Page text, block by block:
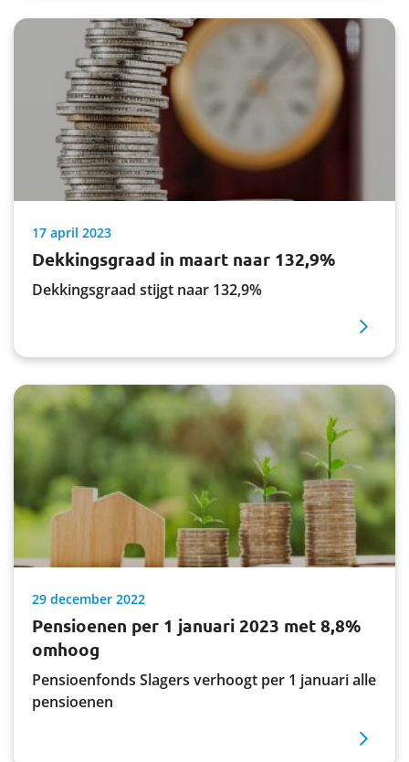
17 april 2023
Dekkingsgraad in maart naar 132,9%
Dekkingsgraad stijgt naar 132,9%
29 december 2022
Pensioenen per 1 januari 2023 met 8,8%
omhoog
Pensioenfonds Slagers verhoogt per 1 januari alle
pensioenen